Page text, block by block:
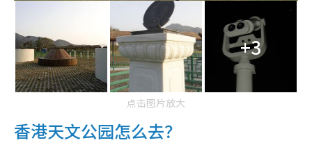
+3
点击图片放大
香港天文公园怎么去？